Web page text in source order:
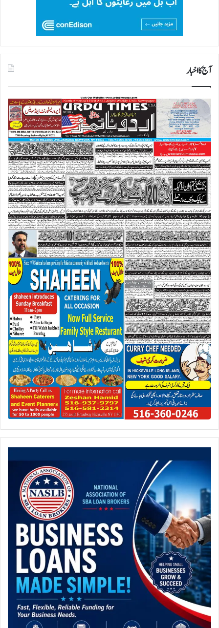
آج کا اخبار